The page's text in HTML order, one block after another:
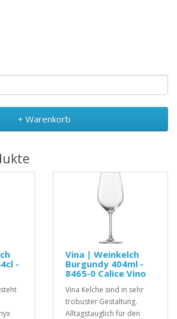
+ Warenkorb
-
Vina | Weinkelch
Burgundy 404ml -
8465-0 Calice Vino
Vina Kelche sind in sehr
trobuster Gestaltung.
Alltagstauglich für den